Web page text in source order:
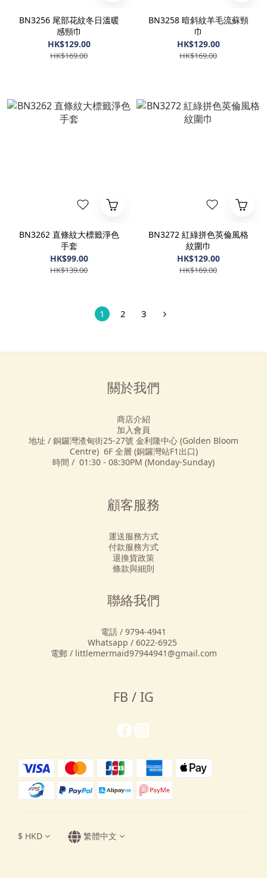
BN3256 尾部花紋冬日溫暖
感頸巾
HK$129.00
HK$169.00
BN3258 暗斜紋羊毛流蘇頸
巾
HK$129.00
HK$169.00
BN3262 直條紋大標籤淨色
手套
HK$99.00
HK$139.00
BN3272 紅綠拼色英倫風格
紋圍巾
HK$129.00
HK$169.00
1 2 3
關於我們
商店介紹
加入會員
地址 / 銅鑼灣渣甸街25-27號 金利隆中心 (Golden Bloom
Centre) 6F 全層 (銅鑼灣站F1出口)
時間 / 01:30 - 08:30PM (Monday-Sunday)
顧客服務
運送服務方式
付款服務方式
退換貨政策
條款與細則
聯絡我們
電話 / 9794-4941
Whatsapp / 6022-6925
電郵 / littlemermaid97944941@gmail.com
FB / IG
$ HKD 繁體中文